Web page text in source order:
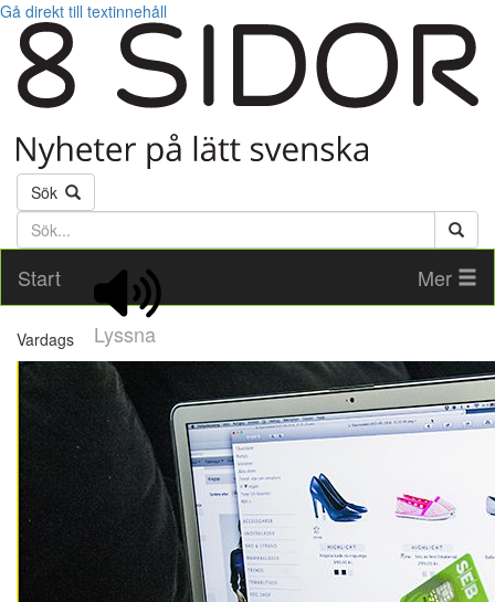
Gå direkt till textinnehåll
Sök
Söktext
Start
Lyssna
Mer
Vardags